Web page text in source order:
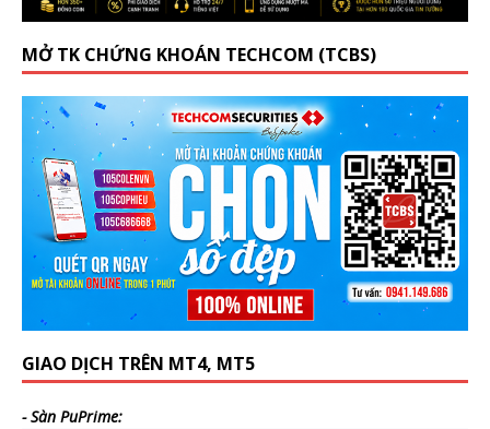
MỞ TK CHỨNG KHOÁN TECHCOM (TCBS)
GIAO DỊCH TRÊN MT4, MT5
- Sàn PuPrime: